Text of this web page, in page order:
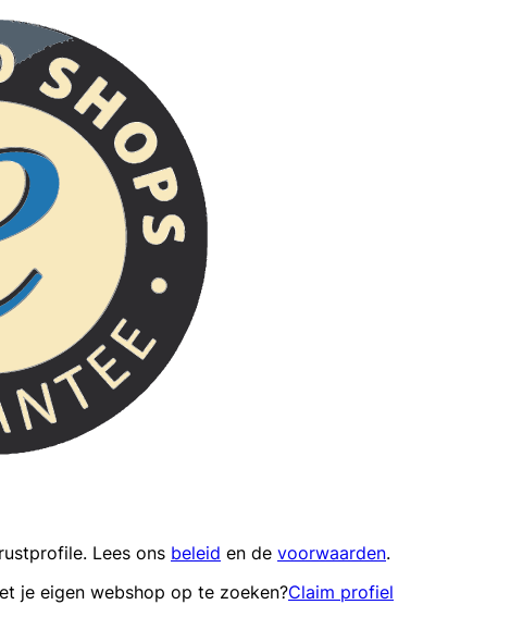
. Lees ons beleid en de voorwaarden.
je eigen webshop op te zoeken?Claim profiel